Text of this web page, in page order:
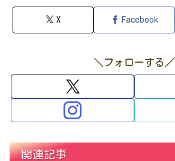
X Facebook
＼フォローする／
関連記事